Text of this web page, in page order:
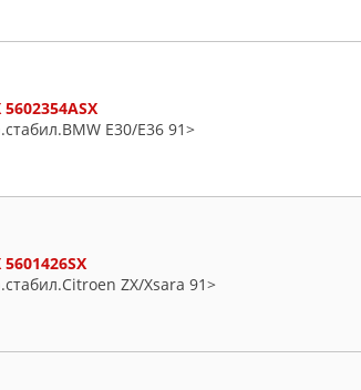
5602354ASX
E30/E36 91>
5601426SX
ZX/Xsara 91>